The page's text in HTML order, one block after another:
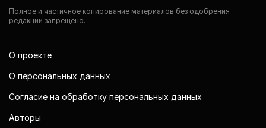
Полное и частичное копирование материалов без одобрения
редакции запрещено.
О проекте
О персональных данных
Согласие на обработку персональных данных
Авторы